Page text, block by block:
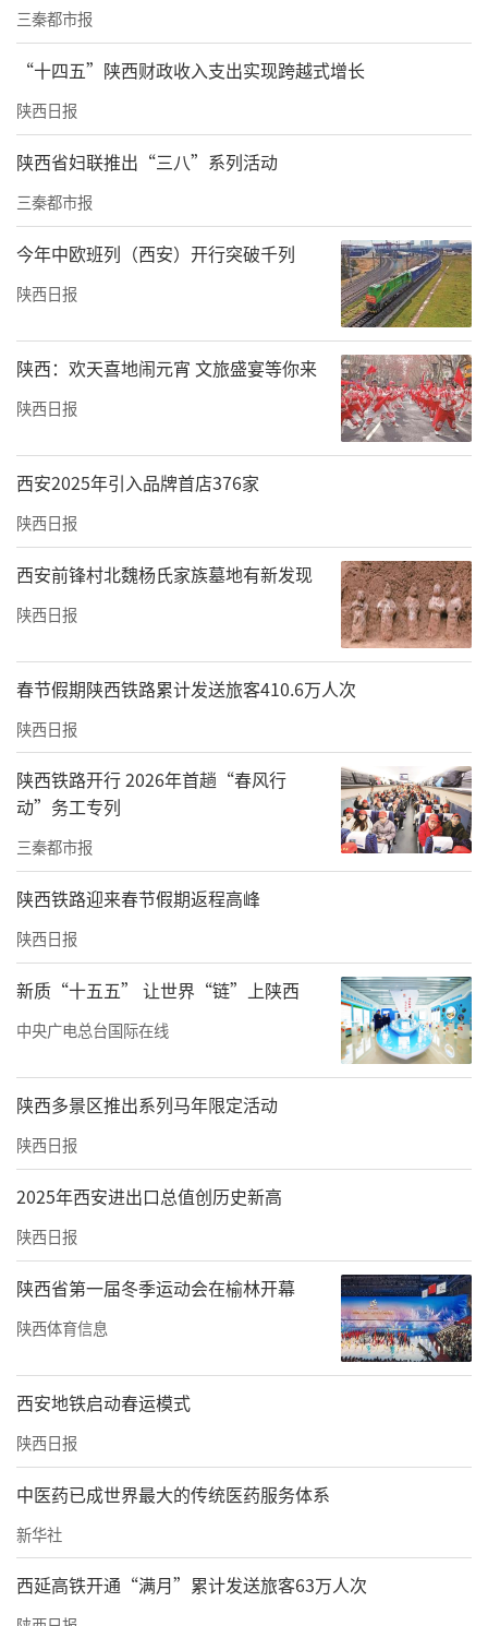
三秦都市报
“十四五”陕西财政收入支出实现跨越式增长
陕西日报
陕西省妇联推出“三八”系列活动
三秦都市报
今年中欧班列（西安）开行突破千列
陕西日报
陕西：欢天喜地闹元宵 文旅盛宴等你来
陕西日报
西安2025年引入品牌首店376家
陕西日报
西安前锋村北魏杨氏家族墓地有新发现
陕西日报
春节假期陕西铁路累计发送旅客410.6万人次
陕西日报
陕西铁路开行 2026年首趟“春风行
动”务工专列
三秦都市报
陕西铁路迎来春节假期返程高峰
陕西日报
新质“十五五” 让世界“链”上陕西
中央广电总台国际在线
陕西多景区推出系列马年限定活动
陕西日报
2025年西安进出口总值创历史新高
陕西日报
陕西省第一届冬季运动会在榆林开幕
陕西体育信息
西安地铁启动春运模式
陕西日报
中医药已成世界最大的传统医药服务体系
新华社
西延高铁开通“满月”累计发送旅客63万人次